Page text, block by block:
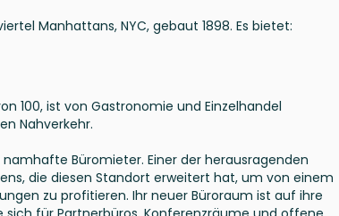
Manhattans, NYC, gebaut 1898. Es bietet:
100, ist von Gastronomie und Einzelhandel
Nahverkehr.
Büromieter. Einer der herausragenden
die diesen Standort erweitert hat, um von einem
zu profitieren. Ihr neuer Büroraum ist auf ihre